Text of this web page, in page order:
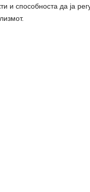
и способноста да ја